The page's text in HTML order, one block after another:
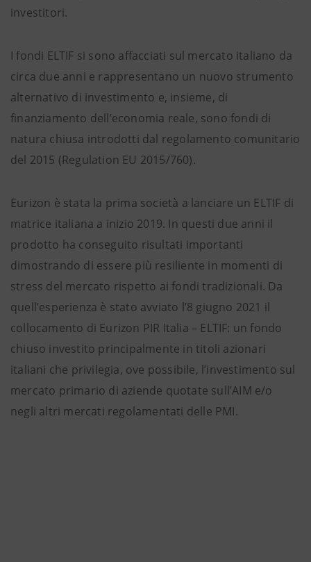
investitori.
I fondi ELTIF si sono affacciati sul mercato italiano da
circa due anni e rappresentano un nuovo strumento
alternativo di investimento e, insieme, di
finanziamento dell’economia reale, sono fondi di
natura chiusa introdotti dal regolamento comunitario
del 2015 (Regulation EU 2015/760).
Eurizon è stata la prima società a lanciare un ELTIF di
matrice italiana a inizio 2019. In questi due anni il
prodotto ha conseguito risultati importanti
dimostrando di essere più resiliente in momenti di
stress del mercato rispetto ai fondi tradizionali. Da
quell’esperienza è stato avviato l’8 giugno 2021 il
collocamento di Eurizon PIR Italia – ELTIF: un fondo
chiuso investito principalmente in titoli azionari
italiani che privilegia, ove possibile, l’investimento sul
mercato primario di aziende quotate sull’AIM e/o
negli altri mercati regolamentati delle PMI.